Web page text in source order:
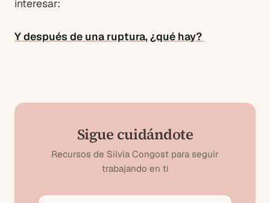
interesar:
Y después de una ruptura, ¿qué hay?
Sigue cuidándote
Recursos de Silvia Congost para seguir
trabajando en ti